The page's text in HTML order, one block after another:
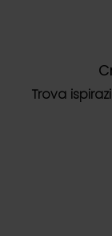
Trova